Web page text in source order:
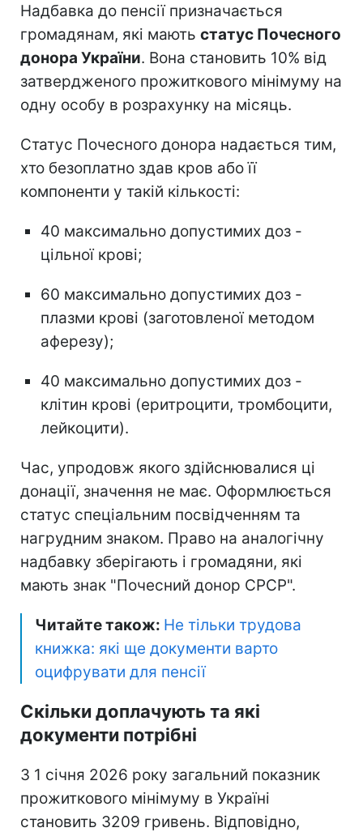
Надбавка до пенсії призначається
громадянам, які мають статус Почесного
донора України. Вона становить 10% від
затвердженого прожиткового мінімуму на
одну особу в розрахунку на місяць.
Статус Почесного донора надається тим,
хто безоплатно здав кров або її
компоненти у такій кількості:
40 максимально допустимих доз -
цільної крові;
60 максимально допустимих доз -
плазми крові (заготовленої методом
аферезу);
40 максимально допустимих доз -
клітин крові (еритроцити, тромбоцити,
лейкоцити).
Час, упродовж якого здійснювалися ці
донації, значення не має. Оформлюється
статус спеціальним посвідченням та
нагрудним знаком. Право на аналогічну
надбавку зберігають і громадяни, які
мають знак "Почесний донор СРСР".
Читайте також: Не тільки трудова
книжка: які ще документи варто
оцифрувати для пенсії
Скільки доплачують та які
документи потрібні
З 1 січня 2026 року загальний показник
прожиткового мінімуму в Україні
становить 3209 гривень. Відповідно,